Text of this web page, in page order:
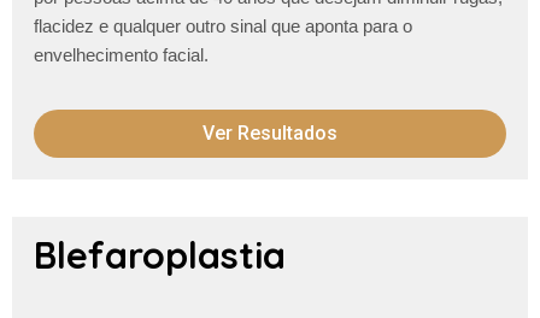
flacidez e qualquer outro sinal que aponta para o
envelhecimento facial.
Ver Resultados
Blefaroplastia